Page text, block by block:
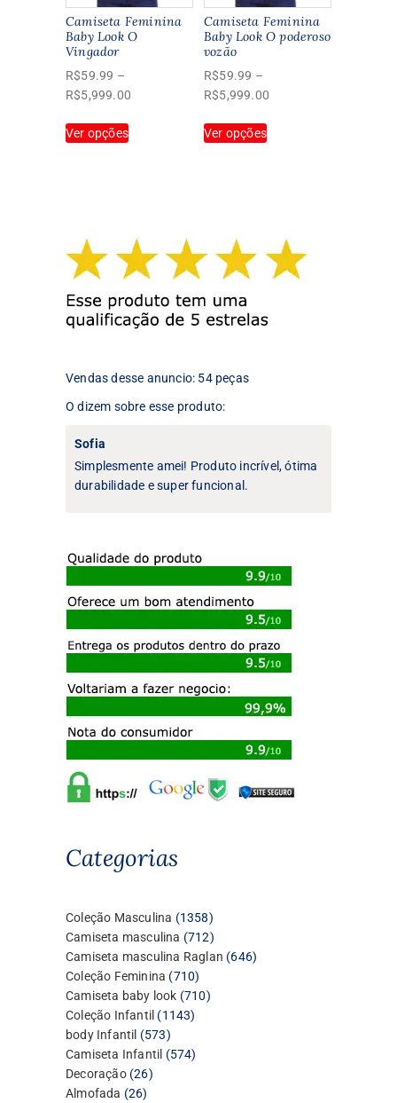
produto
na
página
Camiseta Feminina
Baby Look O
Vingador
R$59.99 –
R$5,999.00
Ver opçõesproduto
opções
podem
ser
escolhidas
na
produto
Camiseta Feminina
Baby Look O poderoso
vozão
R$59.99 –
R$5,999.00
Ver opçõesproduto
opções
podem
ser
na
Vendas desse anuncio: 54 peças
O dizem sobre esse produto:
Sofia
Simplesmente amei! Produto incrível, ótima
durabilidade e super funcional.
Categorias
Coleção Masculina 13581358
produtos
Camiseta masculina 712712
produtos
Camiseta masculina Raglan 646646
Coleção Feminina 710710
produtos
Camiseta baby look 710710
Coleção Infantil 11431143
body Infantil 573573
produtos
Camiseta Infantil 574574
Decoração 2626
Almofada 2626